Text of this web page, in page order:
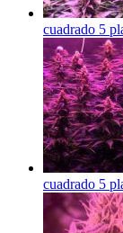
cuadrado 5
cuadrado 5